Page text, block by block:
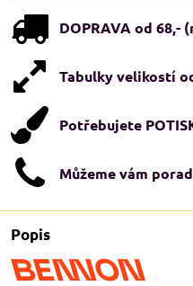
DOPRAVA od 68,-
Tabulky velikostí
Potřebujete
Můžeme vám
Popis